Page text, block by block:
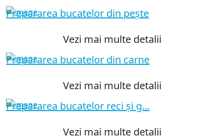
Prepararea bucatelor din pește
Vezi mai multe detalii
Prepararea bucatelor din carne
Vezi mai multe detalii
Prepararea bucatelor reci şi g...
Vezi mai multe detalii